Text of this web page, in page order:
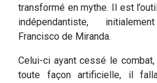
transformé en mythe. Il est
indépendantiste,
Francisco de Miranda.
Celui-ci ayant cessé le
toute façon artificielle, il